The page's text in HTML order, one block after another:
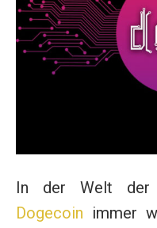
In der Welt der
Dogecoin immer